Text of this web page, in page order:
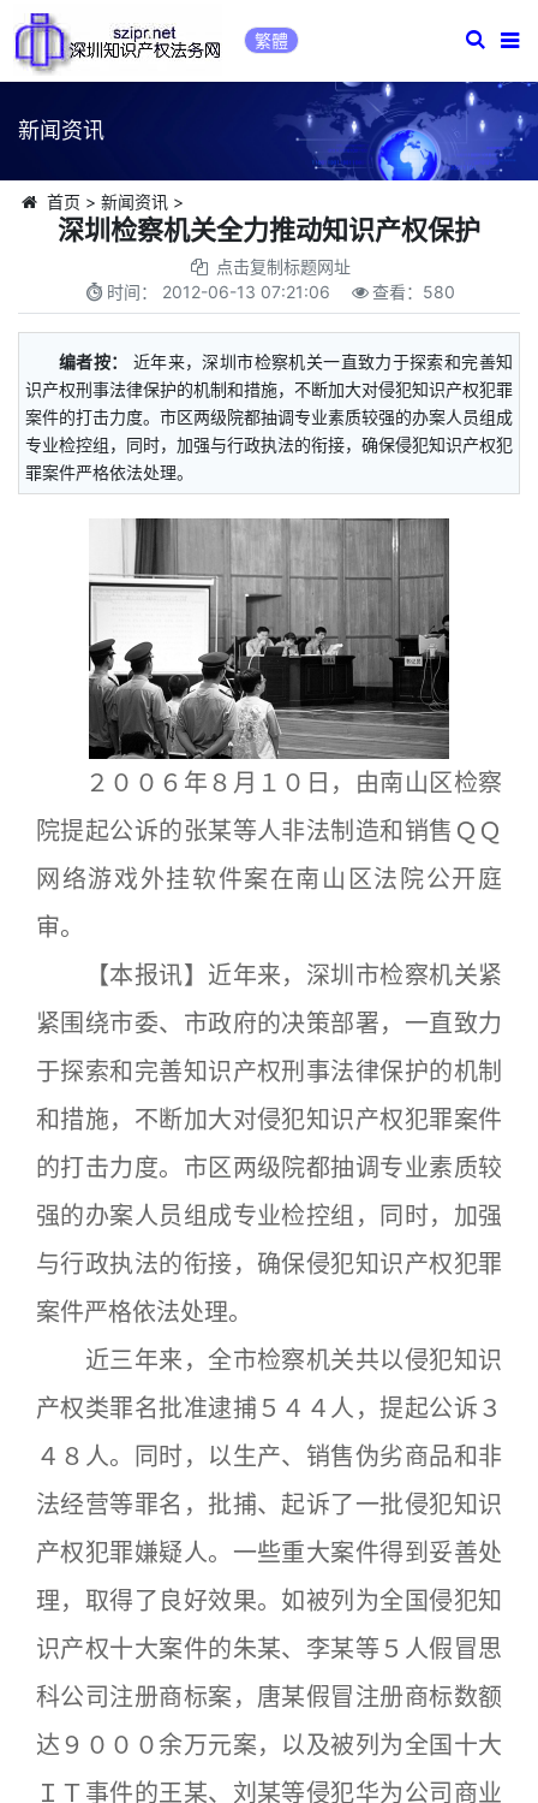
繁體
新闻资讯
首页 > 新闻资讯>
深圳检察机关全力推动知识产权保护
点击复制标题网址
时间： 2012-06-13 07:21:06 查看： 580
编者按：
近年来，深圳市检察机关一直致力于探索和完善知
识产权刑事法律保护的机制和措施，不断加大对侵犯知识产权犯罪
案件的打击力度。市区两级院都抽调专业素质较强的办案人员组成
专业检控组，同时，加强与行政执法的衔接，确保侵犯知识产权犯
罪案件严格依法处理。
２００６年８月１０日，由南山区检察
院提起公诉的张某等人非法制造和销售ＱＱ
网络游戏外挂软件案在南山区法院公开庭
审。
【本报讯】近年来，深圳市检察机关紧
紧围绕市委、市政府的决策部署，一直致力
于探索和完善知识产权刑事法律保护的机制
和措施，不断加大对侵犯知识产权犯罪案件
的打击力度。市区两级院都抽调专业素质较
强的办案人员组成专业检控组，同时，加强
与行政执法的衔接，确保侵犯知识产权犯罪
案件严格依法处理。
近三年来，全市检察机关共以侵犯知识
产权类罪名批准逮捕５４４人，提起公诉３
４８人。同时，以生产、销售伪劣商品和非
法经营等罪名，批捕、起诉了一批侵犯知识
产权犯罪嫌疑人。一些重大案件得到妥善处
理，取得了良好效果。如被列为全国侵犯知
识产权十大案件的朱某、李某等５人假冒思
科公司注册商标案，唐某假冒注册商标数额
达９０００余万元案，以及被列为全国十大
ＩＴ事件的王某、刘某等侵犯华为公司商业